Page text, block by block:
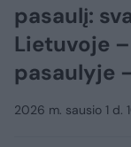
pasaulį:
Lietuvoje
pasaulyje
2026 m. sausio 1 d.